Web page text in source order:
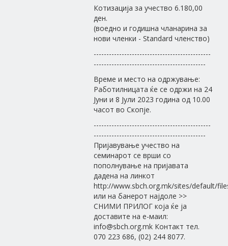
Котизација за учество 6.180,00
ден.
(воедно и годишна чланарина за
нови членки - Standard членство)
----------------------------------------------
--------------------------------------------
Време и место на одржување:
Работилницата ќе се одржи на 24
Јуни и 8 Јули 2023 година од 10.00
часот во Скопје.
----------------------------------------------
--------------------------------------------
Пријавување учество на
семинарот се врши со
пополнување на пријавата
дадена на линкот
http://www.sbch.org.mk/sites/default/
или на банерот најдоле >>
СНИМИ ПРИЛОГ која ќе ја
доставите на е-маил:
info@sbch.org.mk Контакт тел.
070 223 686, (02) 244 8077.